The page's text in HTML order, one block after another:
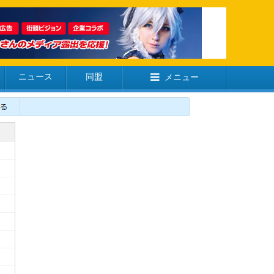
ニュース 同盟 メニュー